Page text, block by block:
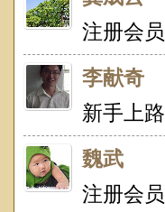
注册会员
李献奇
新手上路
魏武
注册会员